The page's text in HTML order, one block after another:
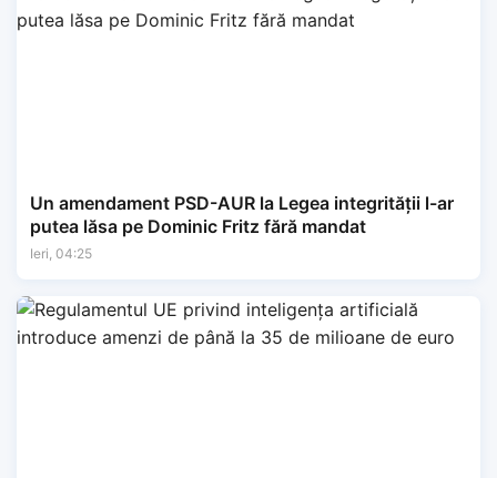
Un amendament PSD-AUR la Legea integrității l-ar
putea lăsa pe Dominic Fritz fără mandat
Ieri, 04:25